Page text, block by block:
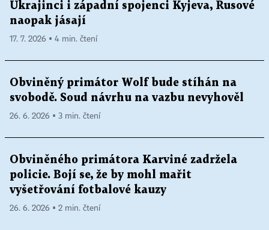
Ukrajinci i západní spojenci Kyjeva, Rusové
naopak jásají
17. 7. 2026 ▪ 4 min. čtení
Obviněný primátor Wolf bude stíhán na
svobodě. Soud návrhu na vazbu nevyhověl
26. 6. 2026 ▪ 3 min. čtení
Obviněného primátora Karviné zadržela
policie. Bojí se, že by mohl mařit
vyšetřování fotbalové kauzy
26. 6. 2026 ▪ 2 min. čtení